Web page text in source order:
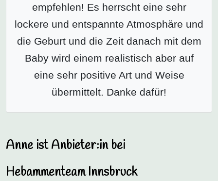
empfehlen! Es herrscht eine sehr
lockere und entspannte Atmosphäre und
die Geburt und die Zeit danach mit dem
Baby wird einem realistisch aber auf
eine sehr positive Art und Weise
übermittelt. Danke dafür!
Anne ist Anbieter:in bei
Hebammenteam Innsbruck